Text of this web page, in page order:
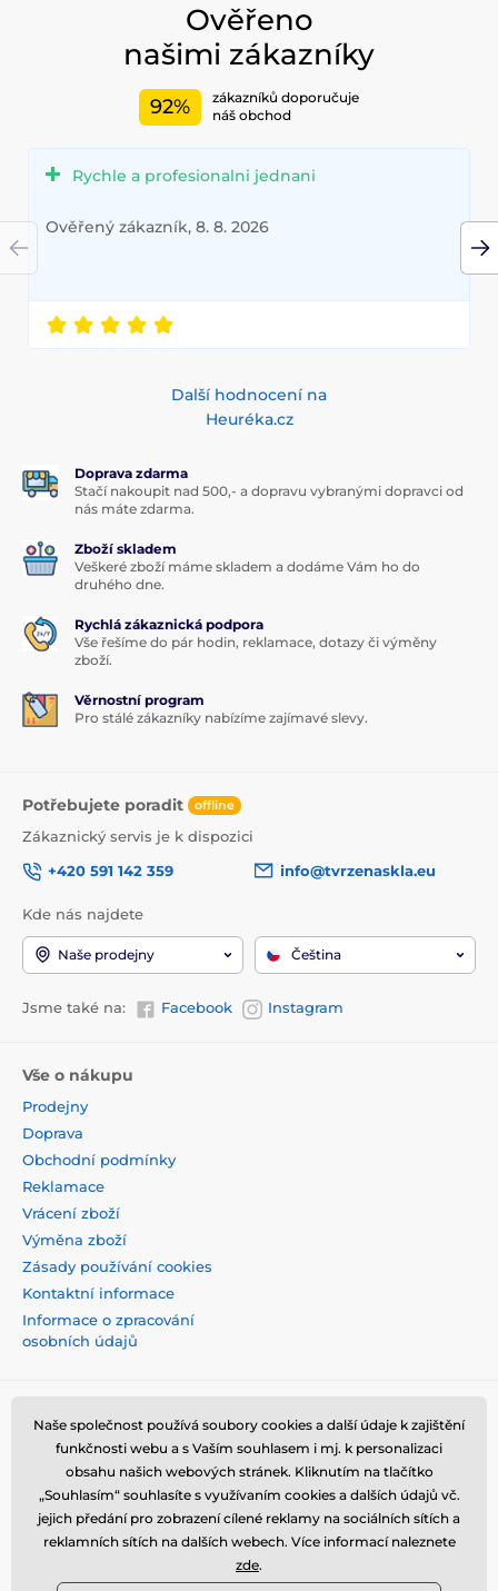
Ověřeno
našimi zákazníky
92%
zákazníků doporučuje
náš obchod
Rychle a profesionalni jednani
Ověřený zákazník, 8. 8. 2026
Další hodnocení na
Heuréka.cz
Doprava zdarma
Stačí nakoupit nad 500,- a dopravu vybranými dopravci od
nás máte zdarma.
Zboží skladem
Veškeré zboží máme skladem a dodáme Vám ho do
druhého dne.
Rychlá zákaznická podpora
Vše řešíme do pár hodin, reklamace, dotazy či výměny
zboží.
Věrnostní program
Pro stálé zákazníky nabízíme zajímavé slevy.
Potřebujete poradit offline
Zákaznický servis je k dispozici
+420 591 142 359
info@tvrzenaskla.eu
Kde nás najdete
Naše prodejny Čeština
Jsme také na: Facebook Instagram
Vše o nákupu
Prodejny
Doprava
Obchodní podmínky
Reklamace
Vrácení zboží
Výměna zboží
Zásady používání cookies
Kontaktní informace
Informace o zpracování
osobních údajů
Naše společnost používá soubory cookies a další údaje k zajištění
funkčnosti webu a s Vaším souhlasem i mj. k personalizaci
obsahu našich webových stránek. Kliknutím na tlačítko
„Souhlasím“ souhlasíte s využívaním cookies a dalších údajů vč.
jejich předání pro zobrazení cílené reklamy na sociálních sítích a
reklamních sítích na dalších webech. Více informací naleznete
zde.